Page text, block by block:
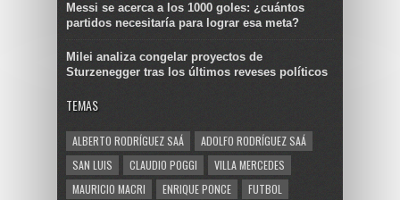
Messi se acerca a los 1000 goles: ¿cuántos
partidos necesitaría para lograr esa meta?
Milei analiza congelar proyectos de
Sturzenegger tras los últimos reveses políticos
TEMAS
ALBERTO RODRÍGUEZ SAÁ
ADOLFO RODRÍGUEZ SAÁ
SAN LUIS
CLAUDIO POGGI
VILLA MERCEDES
MAURICIO MACRI
ENRIQUE PONCE
FUTBOL